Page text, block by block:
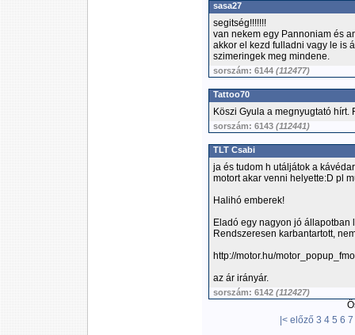
sasa27
segitség!!!!!!!
van nekem egy Pannoniam és
akkor el kezd fulladni vagy le is
szimeringek meg mindene.
sorszám: 6144 (112477)
Tattoo70
Köszi Gyula a megnyugtató hírt.
sorszám: 6143 (112441)
TLT Csabi
ja és tudom h utáljátok a
motort akar venni helyette:D pl
Halihó emberek!
Eladó egy nagyon jó állapotban
Rendszeresen karbantartott,
http://motor.hu/
az ár irányár.
sorszám: 6142 (112427)
|< előző 3 4 5 6 7